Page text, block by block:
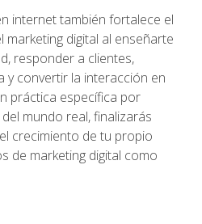
internet también fortalece el
digital al enseñarte
responder a clientes,
y convertir la interacción en
práctica específica por
mundo real, finalizarás
crecimiento de tu propio
de marketing digital como